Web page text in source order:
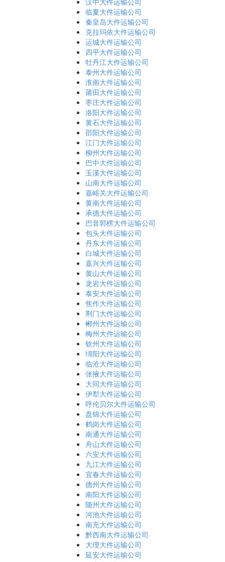
临夏大件运输公司
秦皇岛大件运输公司
克拉玛依大件运输公司
运城大件运输公司
四平大件运输公司
牡丹江大件运输公司
泰州大件运输公司
淮南大件运输公司
莆田大件运输公司
枣庄大件运输公司
洛阳大件运输公司
黄石大件运输公司
邵阳大件运输公司
江门大件运输公司
柳州大件运输公司
巴中大件运输公司
玉溪大件运输公司
山南大件运输公司
嘉峪关大件运输公司
黄南大件运输公司
承德大件运输公司
巴音郭楞大件运输公司
包头大件运输公司
丹东大件运输公司
白城大件运输公司
嘉兴大件运输公司
黄山大件运输公司
龙岩大件运输公司
泰安大件运输公司
焦作大件运输公司
荆门大件运输公司
郴州大件运输公司
梅州大件运输公司
钦州大件运输公司
绵阳大件运输公司
临沧大件运输公司
张掖大件运输公司
大同大件运输公司
伊犁大件运输公司
呼伦贝尔大件运输公司
盘锦大件运输公司
鹤岗大件运输公司
南通大件运输公司
舟山大件运输公司
六安大件运输公司
九江大件运输公司
宜春大件运输公司
德州大件运输公司
南阳大件运输公司
随州大件运输公司
河池大件运输公司
南充大件运输公司
黔西南大件运输公司
大理大件运输公司
延安大件运输公司